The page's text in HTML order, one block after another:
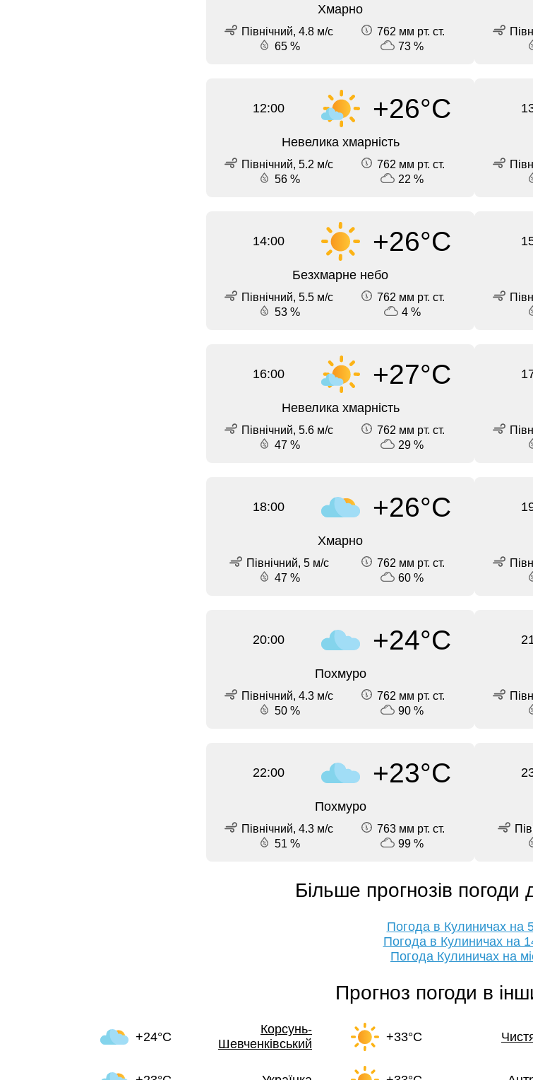
Хмарно
Північний, 4.8 м/с
762 мм рт. ст.
65 %
73 %
12:00 +26°C
Невелика хмарність
Північний, 5.2 м/с
762 мм рт. ст.
56 %
22 %
14:00 +26°C
Безхмарне небо
Північний, 5.5 м/с
762 мм рт. ст.
53 %
4 %
16:00 +27°C
Невелика хмарність
Північний, 5.6 м/с
762 мм рт. ст.
47 %
29 %
18:00 +26°C
Хмарно
Північний, 5 м/с
762 мм рт. ст.
47 %
60 %
20:00 +24°C
Похмуро
Північний, 4.3 м/с
762 мм рт. ст.
50 %
90 %
22:00 +23°C
Похмуро
Північний, 4.3 м/с
763 мм рт. ст.
51 %
99 %
Більше прогнозів погоди
Погода в Кулиничах на
Погода в Кулиничах на
Погода Кулиничах на
Прогноз погоди в
+24°C
Корсунь-
Шевченківський
+33°C